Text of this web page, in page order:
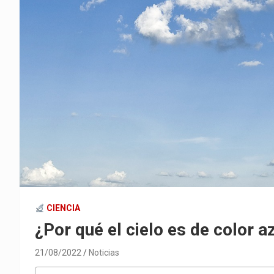
CIENCIA
¿Por qué el cielo es de color
21/08/2022 Noticias